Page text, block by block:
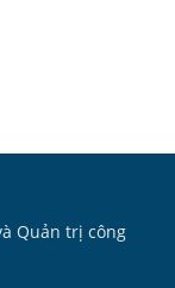
Quản trị công